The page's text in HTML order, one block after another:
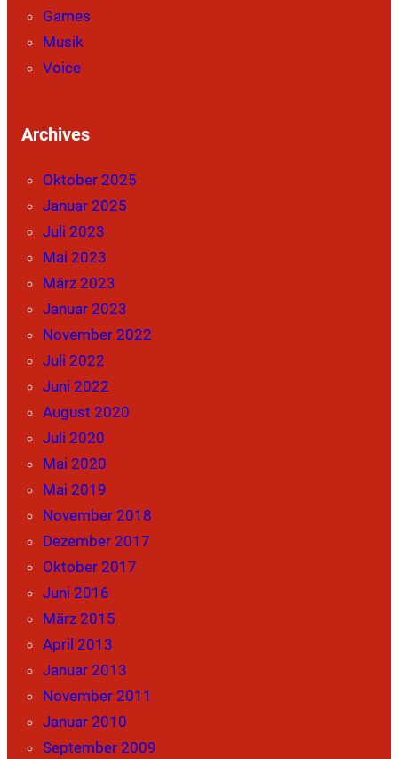
Games
Musik
Voice
Archives
Oktober 2025
Januar 2025
Juli 2023
Mai 2023
März 2023
Januar 2023
November 2022
Juli 2022
Juni 2022
August 2020
Juli 2020
Mai 2020
Mai 2019
November 2018
Dezember 2017
Oktober 2017
Juni 2016
März 2015
April 2013
Januar 2013
November 2011
Januar 2010
September 2009